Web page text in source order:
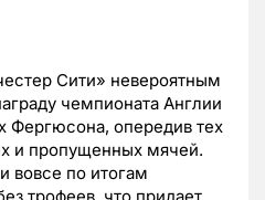
Сити» невероятным
чемпионата Англии
Фергюсона, опередив тех
и пропущенных мячей.
вовсе по итогам